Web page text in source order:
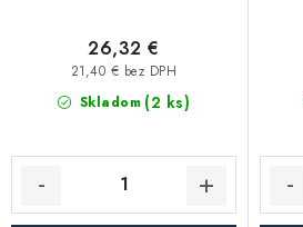
Skladom (2 ks)
21,40 € bez DPH
26,32 €